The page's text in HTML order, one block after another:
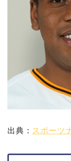
出典： スポーツ